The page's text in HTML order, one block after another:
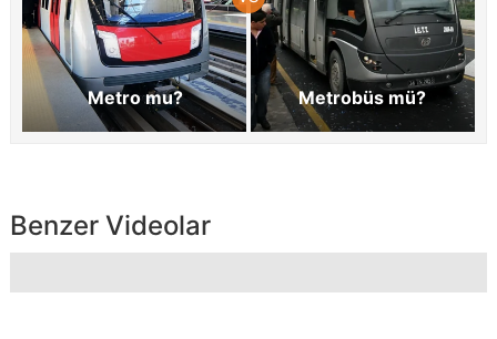
Metro mu? Metrobüs mü?
Benzer Videolar